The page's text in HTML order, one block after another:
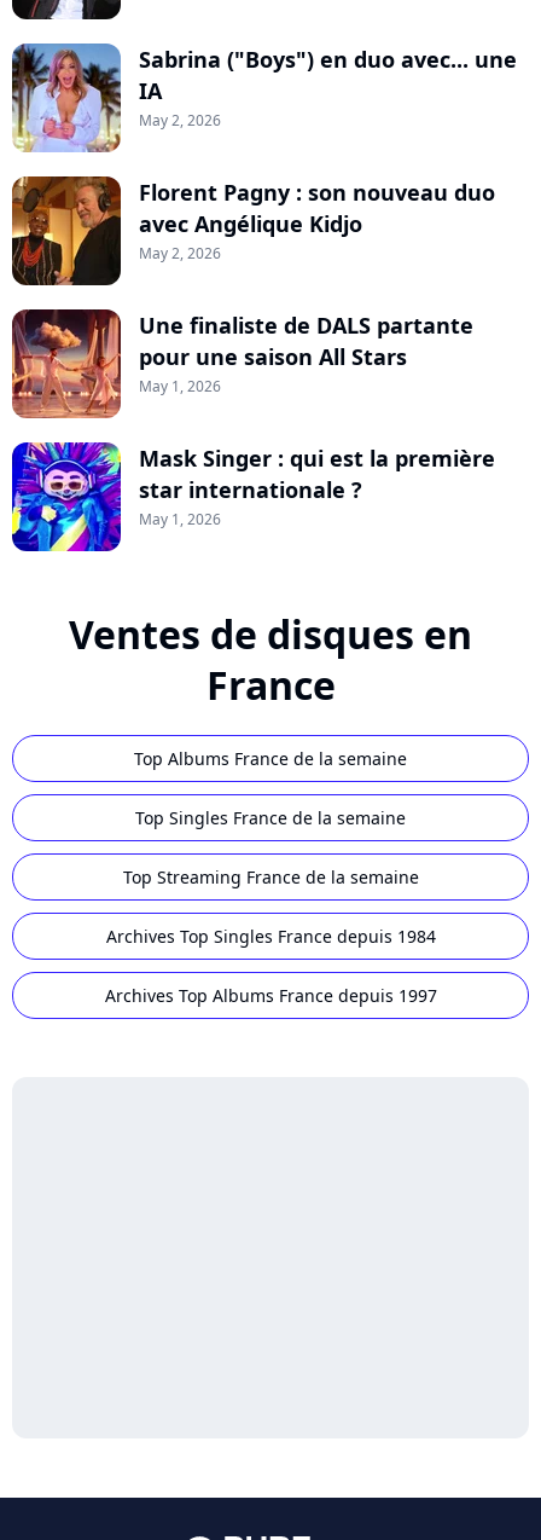
Sabrina ("Boys") en duo avec... une
IA
May 2, 2026
Florent Pagny : son nouveau duo
avec Angélique Kidjo
May 2, 2026
Une finaliste de DALS partante
pour une saison All Stars
May 1, 2026
Mask Singer : qui est la première
star internationale ?
May 1, 2026
Ventes de disques en
France
Top Albums France de la semaine
Top Singles France de la semaine
Top Streaming France de la semaine
Archives Top Singles France depuis 1984
Archives Top Albums France depuis 1997